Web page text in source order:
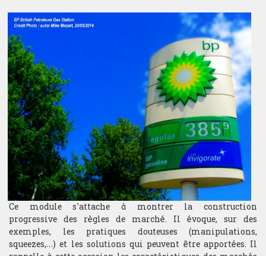
Ce module s’attache à montrer la construction
progressive des règles de marché. Il évoque, sur des
exemples, les pratiques douteuses (manipulations,
squeezes,…) et les solutions qui peuvent être apportées. Il